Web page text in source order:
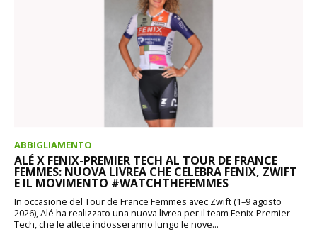
ABBIGLIAMENTO
ALÉ X FENIX-PREMIER TECH AL TOUR DE FRANCE
FEMMES: NUOVA LIVREA CHE CELEBRA FENIX, ZWIFT
E IL MOVIMENTO #WATCHTHEFEMMES
In occasione del Tour de France Femmes avec Zwift (1–9 agosto
2026), Alé ha realizzato una nuova livrea per il team Fenix-Premier
Tech, che le atlete indosseranno lungo le nove...